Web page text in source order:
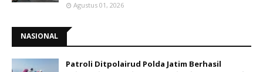
Agustus 01, 2026
NASIONAL
Patroli Ditpolairud Polda Jatim Berhasil